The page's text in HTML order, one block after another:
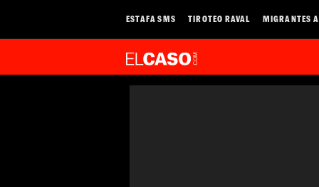
ESTAFA SMS TIROTEO RAVAL MIGRANTES